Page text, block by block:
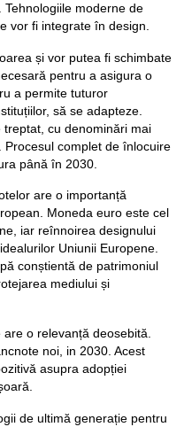
moderne de
vor fi integrate în design.
și vor putea fi schimbate
pentru a asigura o
a permite tuturor
să se adapteze.
cu denominări mai
Procesul complet de înlocuire
până în 2030.
are o importanță
Moneda euro este cel
iar reînnoirea designului
Uniunii Europene.
conștientă de patrimoniul
mediului și
o relevanță deosebită.
noi, in 2030. Acest
asupra adopției
de ultimă generație pentru